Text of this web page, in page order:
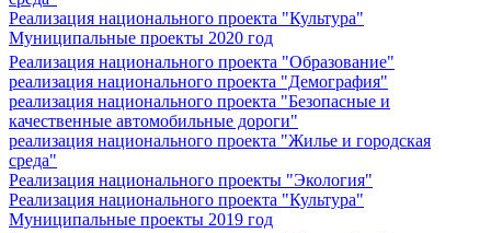
Реализация национального проекта "Культура"
Муниципальные проекты 2020 год
Реализация национального проекта "Образование"
реализация национального проекта "Демография"
реализация национального проекта "Безопасные и
качественные автомобильные дороги"
реализация национального проекта "Жилье и городская
среда"
Реализация национального проекты "Экология"
Реализация национального проекта "Культура"
Муниципальные проекты 2019 год